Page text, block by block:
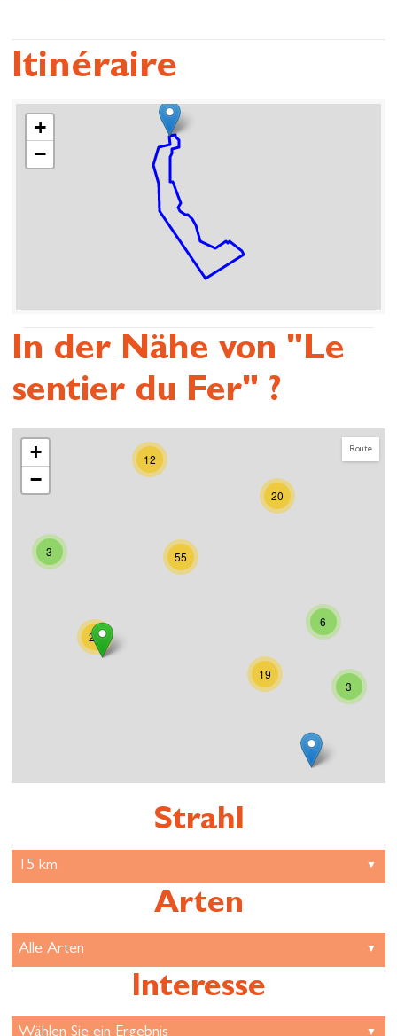
Itinéraire
+
−
In der Nähe von "Le
sentier du Fer" ?
Route
3
6
20
12
19
3 55
21
+
−
Strahl
Arten
Interesse